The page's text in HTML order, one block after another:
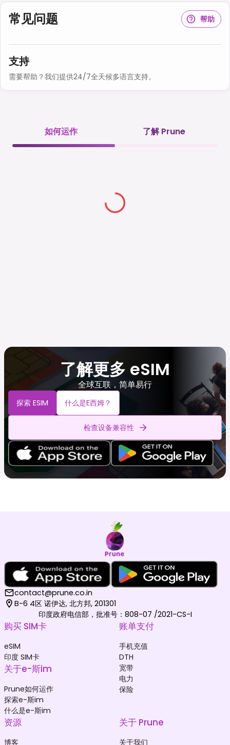
常见问题 帮助
支持
需要帮助？我们提供24/7全天候多语言支持。
如何运作 了解 Prune
了解更多 eSIM
全球互联，简单易行
探索 ESIM 什么是e西姆？
检查设备兼容性
contact@prune.co.in
B-6 4区 诺伊达, 北方邦, 201301
印度政府电信部，批准号：808-07 /2021-CS-I
购买 SIM卡
eSIM
印度 SIM卡
关于e-斯im
Prune如何运作
探索e-斯im
什么是e-斯im
账单支付
手机充值
DTH
宽带
电力
保险
资源
博客
关于 Prune
关于我们